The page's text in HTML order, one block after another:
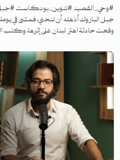
#وحي_القصيد #تنوين_بودكاست
جبل الباروك أذهله أن تنحني، فمشى في
وقعت حادثة اهتز لبنان على إثرها، وكتب
القصيدة؟ تابعوا الحلقة من الموسم